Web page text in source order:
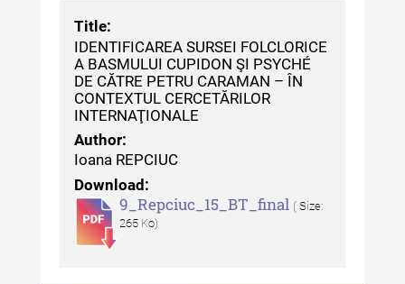
culturală II (2023)
Indexul Complet
Acta Pangratia
Acta Pangratia I (2023)
Acta Pangratia II (2024)
Acta Pangratia III (2025)
Indexul Complet
Title:
IDENTIFICAREA SURSEI FOLCLORICE
A BASMULUI CUPIDON ŞI PSYCHÉ
DE CĂTRE PETRU CARAMAN – ÎN
CONTEXTUL CERCETĂRILOR
INTERNAŢIONALE
Author:
Ioana REPCIUC
Download:
9_Repciuc_15_BT_final ( Size:
265 Ko)